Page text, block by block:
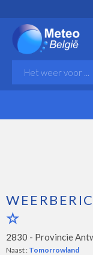
2830 - Provincie
Naast : Tomorrowland